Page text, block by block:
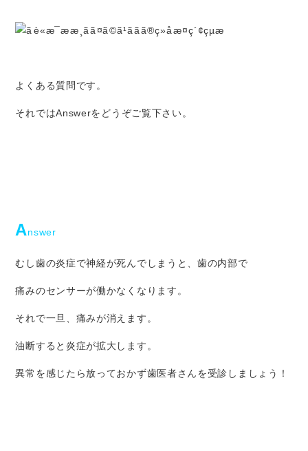
よくある質問です。
それではAnswerをどうぞご覧下さい。
Answer
むし歯の炎症で神経が死んでしまうと、歯の内部で
痛みのセンサーが働かなくなります。
それで一旦、痛みが消えます。
油断すると炎症が拡大します。
異常を感じたら放っておかず歯医者さんを受診しましょう！